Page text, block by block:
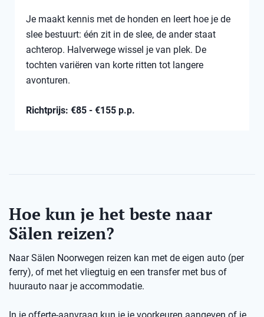
Je maakt kennis met de honden en leert hoe je de
slee bestuurt: één zit in de slee, de ander staat
achterop. Halverwege wissel je van plek. De
tochten variëren van korte ritten tot langere
avonturen.
Richtprijs: €85 - €155 p.p.
Hoe kun je het beste naar
Sälen reizen?
Naar Sälen Noorwegen reizen kan met de eigen auto (per
ferry), of met het vliegtuig en een transfer met bus of
huurauto naar je accommodatie.